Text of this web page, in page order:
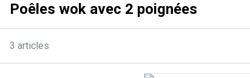
Poêles wok avec 2 poignées
3 articles